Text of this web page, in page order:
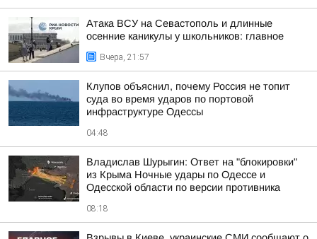
Атака ВСУ на Севастополь и длинные
осенние каникулы у школьников: главное
Вчера, 21:57
Клупов объяснил, почему Россия не топит
суда во время ударов по портовой
инфраструктуре Одессы
04:48
Владислав Шурыгин: Ответ на "блокировки"
из Крыма Ночные удары по Одессе и
Одесской области по версии противника
08:18